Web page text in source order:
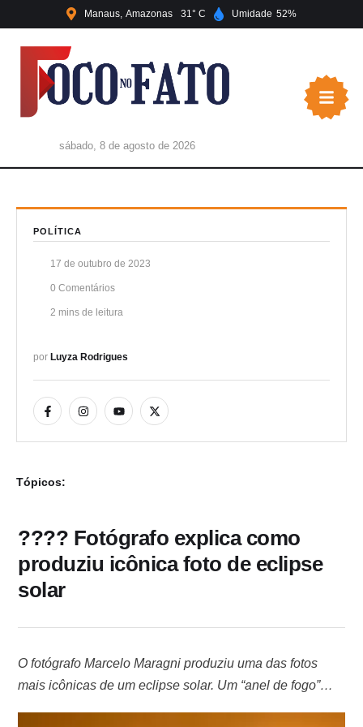
Manaus Amazonas 31 Umidade 52
sábado, 8 de agosto de 2026
POLÍTICA
17 de outubro de 2023
0 Comentários
2 mins de leitura
por Luyza Rodrigues
Tópicos:
???? Fotógrafo explica como
produziu icônica foto de eclipse
solar
O fotógrafo Marcelo Maragni produziu uma das fotos
mais icônicas de um eclipse solar. Um “anel de fogo”